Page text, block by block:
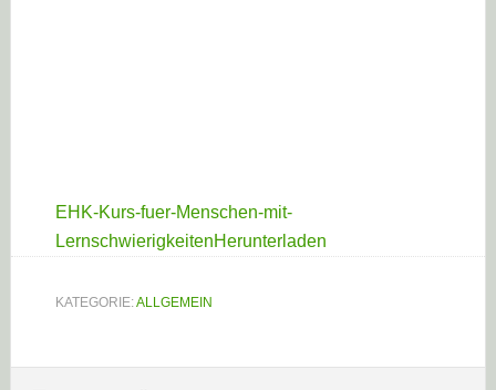
EHK-Kurs-fuer-Menschen-mit-
LernschwierigkeitenHerunterladen
KATEGORIE:ALLGEMEIN